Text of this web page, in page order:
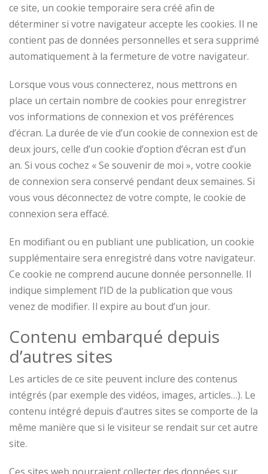
ce site, un cookie temporaire sera créé afin de
déterminer si votre navigateur accepte les cookies. Il ne
contient pas de données personnelles et sera supprimé
automatiquement à la fermeture de votre navigateur.
Lorsque vous vous connecterez, nous mettrons en
place un certain nombre de cookies pour enregistrer
vos informations de connexion et vos préférences
d’écran. La durée de vie d’un cookie de connexion est de
deux jours, celle d’un cookie d’option d’écran est d’un
an. Si vous cochez « Se souvenir de moi », votre cookie
de connexion sera conservé pendant deux semaines. Si
vous vous déconnectez de votre compte, le cookie de
connexion sera effacé.
En modifiant ou en publiant une publication, un cookie
supplémentaire sera enregistré dans votre navigateur.
Ce cookie ne comprend aucune donnée personnelle. Il
indique simplement l’ID de la publication que vous
venez de modifier. Il expire au bout d’un jour.
Contenu embarqué depuis
d’autres sites
Les articles de ce site peuvent inclure des contenus
intégrés (par exemple des vidéos, images, articles…). Le
contenu intégré depuis d’autres sites se comporte de la
même manière que si le visiteur se rendait sur cet autre
site.